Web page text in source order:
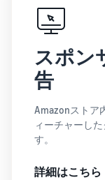
スポン
告
Amazonストア
ィーチャーし
す。
詳細はこちら